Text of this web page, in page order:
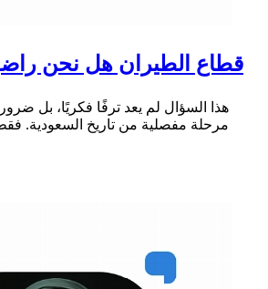
قطاع الطيران هل نحن
هذا السؤال لم يعد ترفًا فكريًا، بل
مرحلة مفصلية من تاريخ السعودية.